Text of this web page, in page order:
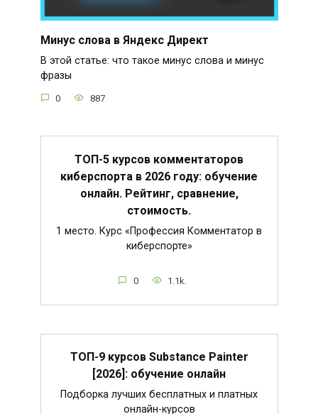
Минус слова в Яндекс Директ
В этой статье: что такое минус слова и минус
фразы
0 887
ТОП-5 курсов комментаторов
киберспорта в 2026 году: обучение
онлайн. Рейтинг, сравнение,
стоимость.
1 место. Курс «Профессия Комментатор в
киберспорте»
0 1.1k.
ТОП-9 курсов Substance Painter
[2026]: обучение онлайн
Подборка лучших бесплатных и платных
онлайн-курсов